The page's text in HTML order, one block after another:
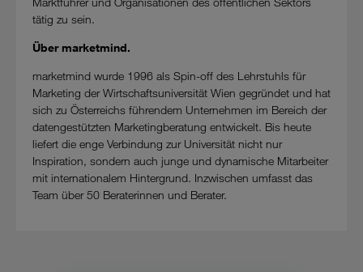
tätig zu sein.
Über marketmind.
marketmind wurde 1996 als Spin-off des Lehrstuhls für
Marketing der Wirtschaftsuniversität Wien gegründet und hat
sich zu Österreichs führendem Unternehmen im Bereich der
datengestützten Marketingberatung entwickelt. Bis heute
liefert die enge Verbindung zur Universität nicht nur
Inspiration, sondern auch junge und dynamische Mitarbeiter
mit internationalem Hintergrund. Inzwischen umfasst das
Team über 50 Beraterinnen und Berater.